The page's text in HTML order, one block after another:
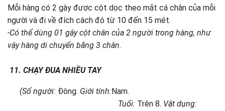
Mỗi hàng có 2 gậy được cột dọc theo mắt cá chân của mỗi
người và đi về đích cách đó từ 10 đến 15 mét.
-Có thể dùng 01 gậy cột chân của 2 người trong hàng, như
vậy hàng di chuyển bằng 3 chân.
11. CHẠY ĐUA NHIỀU TAY
(Số người: Đông. Giới tính:Nam.
Tuổi: Trên 8. Vật dụng: